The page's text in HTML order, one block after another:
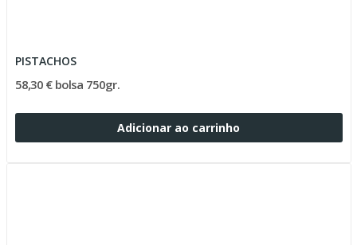
PISTACHOS
58,30 € bolsa 750gr.
Adicionar ao carrinho